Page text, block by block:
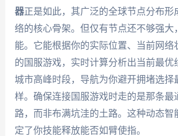
器正是如此，其广泛的全球节点分布形
络的核心骨架。但仅有节点还不够强大
能。它能根据你的实际位置、当前网络
的国服游戏，实时计算分析出当前最优
城市高峰时段，导航为你避开拥堵选择
样。确保连接国服游戏时走的是那条最
路，而非布满坑洼的土路。这种动态智
定了你技能释放能否如臂使指。